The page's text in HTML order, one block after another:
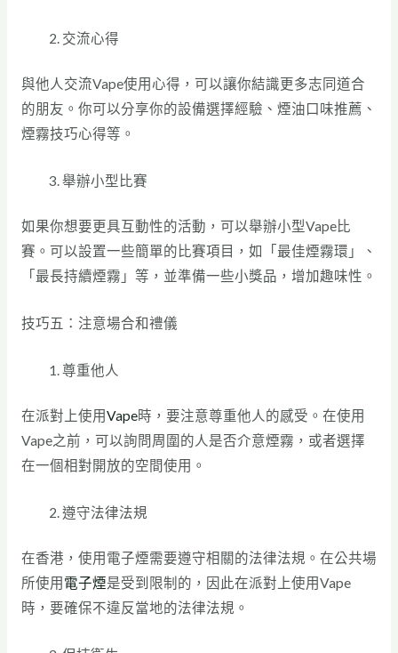
交流心得
與他人交流Vape使用心得，可以讓你結識更多志同道合
的朋友。你可以分享你的設備選擇經驗、煙油口味推薦、
煙霧技巧心得等。
舉辦小型比賽
如果你想要更具互動性的活動，可以舉辦小型Vape比
賽。可以設置一些簡單的比賽項目，如「最佳煙霧環」、
「最長持續煙霧」等，並準備一些小獎品，增加趣味性。
技巧五：注意場合和禮儀
尊重他人
在派對上使用Vape時，要注意尊重他人的感受。在使用
Vape之前，可以詢問周圍的人是否介意煙霧，或者選擇
在一個相對開放的空間使用。
遵守法律法規
在香港，使用電子煙需要遵守相關的法律法規。在公共場
所使用 電子煙是受到限制的，因此在派對上使用Vape
時，要確保不違反當地的法律法規。